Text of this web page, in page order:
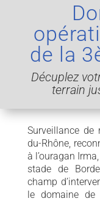
de la
Décuplez
terrain
Surveillance de
du-Rhône,
à l’ouragan
stade de
champ
le domaine